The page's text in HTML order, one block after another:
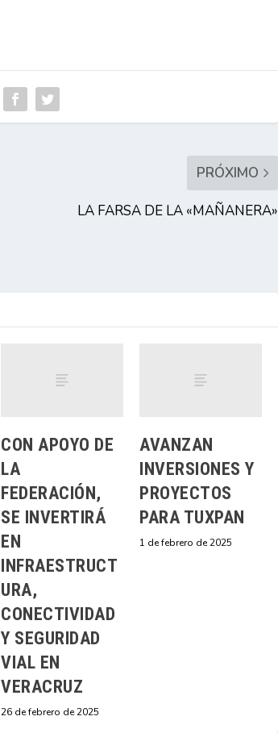
PRÓXIMO
LA FARSA DE LA «MAÑANERA»
CON APOYO DE
LA
FEDERACIÓN,
SE INVERTIRÁ
EN
INFRAESTRUCT
URA,
CONECTIVIDAD
Y SEGURIDAD
VIAL EN
VERACRUZ
26 de febrero de 2025
AVANZAN
INVERSIONES Y
PROYECTOS
PARA TUXPAN
1 de febrero de 2025